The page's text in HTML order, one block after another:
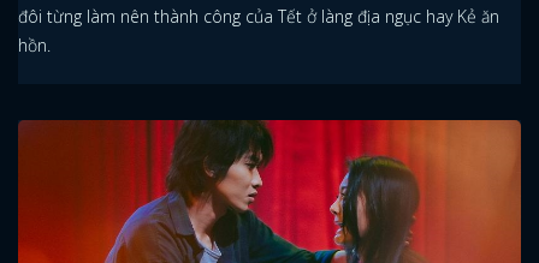
đôi từng làm nên thành công của Tết ở làng địa ngục hay Kẻ ăn
hồn.